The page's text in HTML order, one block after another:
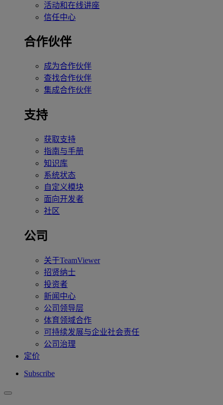
活动和在线讲座
信任中心
合作伙伴
成为合作伙伴
查找合作伙伴
集成合作伙伴
支持
获取支持
指南与手册
知识库
系统状态
自定义模块
面向开发者
社区
公司
关于TeamViewer
招贤纳士
投资者
新闻中心
公司领导层
体育领域合作
可持续发展与企业社会责任
公司治理
定价
Subscribe